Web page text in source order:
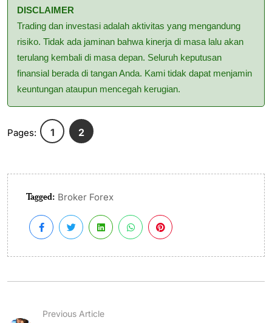
DISCLAIMER
Trading dan investasi adalah aktivitas yang mengandung
risiko. Tidak ada jaminan bahwa kinerja di masa lalu akan
terulang kembali di masa depan. Seluruh keputusan
finansial berada di tangan Anda. Kami tidak dapat menjamin
keuntungan ataupun mencegah kerugian.
Pages: 1 2
Tagged: Broker Forex
Previous Article